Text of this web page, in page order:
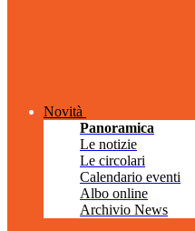
Novità
Panoramica
Le notizie
Le circolari
Calendario eventi
Albo online
Archivio News